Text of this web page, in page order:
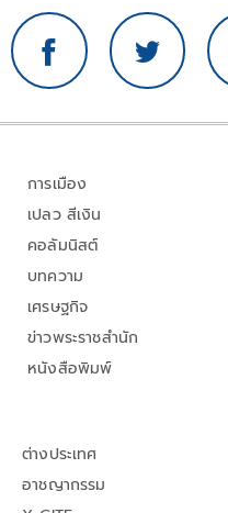
การเมือง
เปลว สีเงิน
คอลัมนิสต์
บทความ
เศรษฐกิจ
ข่าวพระราชสำนัก
หนังสือพิมพ์
ต่างประเทศ
อาชญากรรม